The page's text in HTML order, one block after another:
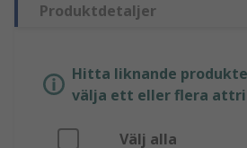
Produktdetaljer
Hitta liknande
välja ett eller flera
Välj alla